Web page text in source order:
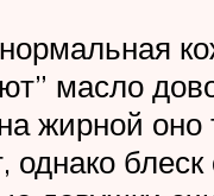
масло
жирной оно
однако блеск